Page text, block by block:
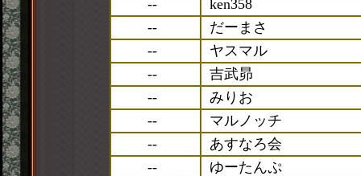
--
ken358
--
だーまさ
--
ヤスマル
--
吉武昴
--
みりお
--
マルノッチ
--
あすなろ会
--
ゆーたんぷ